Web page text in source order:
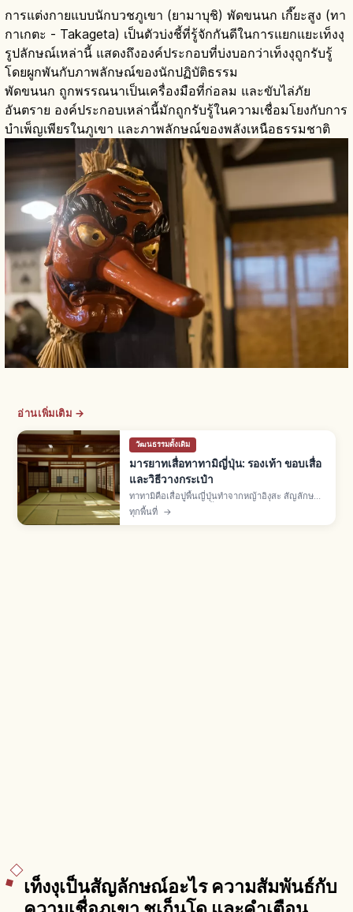
การแต่งกายแบบนักบวชภูเขา (ยามาบุชิ) พัดขนนก เกี๊ยะสูง (ทา
กาเกตะ - Takageta) เป็นตัวบ่งชี้ที่รู้จักกันดีในการแยกแยะเท็งงุ
รูปลักษณ์เหล่านี้ แสดงถึงองค์ประกอบที่บ่งบอกว่าเท็งงุถูกรับรู้
โดยผูกพันกับภาพลักษณ์ของนักปฏิบัติธรรม
พัดขนนก ถูกพรรณนาเป็นเครื่องมือที่ก่อลม และขับไล่ภัย
อันตราย องค์ประกอบเหล่านี้มักถูกรับรู้ในความเชื่อมโยงกับการ
บำเพ็ญเพียรในภูเขา และภาพลักษณ์ของพลังเหนือธรรมชาติ
อ่านเพิ่มเติม →
วัฒนธรรมดั้งเดิม
มารยาทเสื่อทาทามิญี่ปุ่น: รองเท้า ขอบเสื่อ
และวิธีวางกระเป๋า
ทาทามิคือเสื่อปูพื้นญี่ปุ่นทำจากหญ้าอิงุสะ สัญลักษณ์
ห้องวาชิตสึ ปูเต็มห้องตั้งแต่ยุคมุโรมาจิ มารยาท: ถอด
รองเท้าก่อนเข้า ไม่เหยียบขอบทาทามิเบริ ยก
ทุกพื้นที่ →
เท็งงุเป็นสัญลักษณ์อะไร ความสัมพันธ์กับ